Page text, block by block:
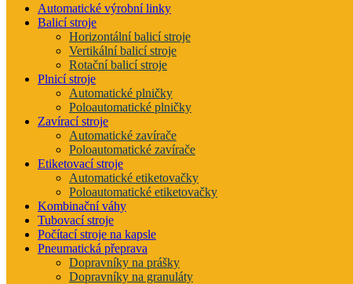
Automatické výrobní linky
Balicí stroje
Horizontální balicí stroje
Vertikální balicí stroje
Rotační balicí stroje
Plnicí stroje
Automatické plničky
Poloautomatické plničky
Zavírací stroje
Automatické zavírače
Poloautomatické zavírače
Etiketovací stroje
Automatické etiketovačky
Poloautomatické etiketovačky
Kombinační váhy
Tubovací stroje
Počítací stroje na kapsle
Pneumatická přeprava
Dopravníky na prášky
Dopravníky na granuláty